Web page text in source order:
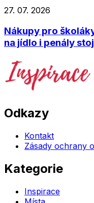
27. 07. 2026
Nákupy pro
na jídlo i penály
Odkazy
Kontakt
Zásady ochrany
Kategorie
Inspirace